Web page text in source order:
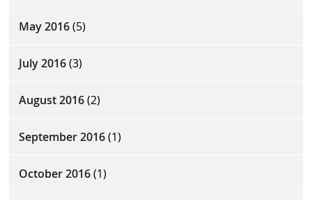
May 2016(5)
July 2016(3)
August 2016(2)
September 2016(1)
October 2016(1)